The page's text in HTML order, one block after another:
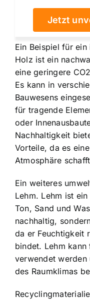
Jetzt
Ein Beispiel für
Holz ist ein
eine geringere
Es kann in
Bauwesens
für tragende
oder
Nachhaltigkeit
Vorteile, da es
Atmosphäre
Ein weiteres
Lehm. Lehm ist
Ton, Sand und
nachhaltig,
da er Feuchtigkeit
bindet. Lehm
verwendet werden
des Raumklimas